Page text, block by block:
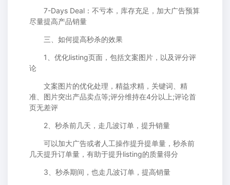
7-Days Deal：不亏本，库存充足，加大广告预算
尽量提高产品销量
三、如何提高秒杀的效果
1、优化listing页面，包括文案图片，以及评分评
论
文案图片的优化处理，精益求精，关键词、精
准、图片突出产品卖点等;评分维持在4分以上;评论首
页无差评
2、秒杀前几天，走几波订单，提升销量
可以加大广告或者人工操作提升提单量，秒杀前
几天提升订单量，有助于提升listing的质量得分
3、秒杀期间，也走几波订单，提高销量